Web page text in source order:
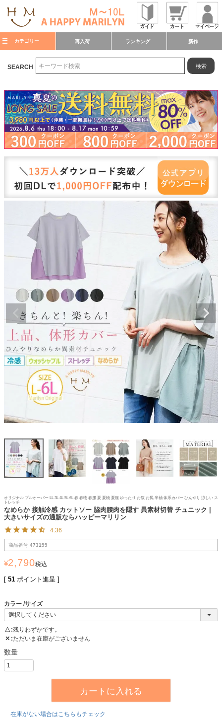
カテゴリー 再入荷 ランキング 新作
SEARCH 検索
オリジナル プルオーバー LL 3L 4L 5L 6L 春 春物 春服 夏 夏物 夏服 ゆったり お腹 お尻 半袖 体系カバー ひんやり 涼しい ス
トレッチ
なめらか 接触冷感 カットソー 脇肉腰肉を隠す 異素材切替 チュニック |
大きいサイズの通販ならハッピーマリリン
4.36
商品番号 473199
¥2,790税込
[ 51 ポイント進呈 ]
カラー サイズ
△ 残りわずかです。
✕ ただいま在庫がございません
カートに入れる
在庫がない場合はこちらもチェック